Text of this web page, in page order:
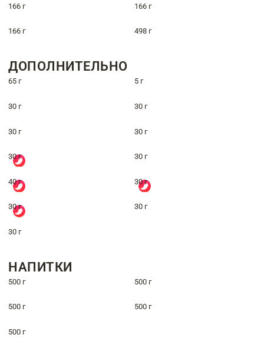
166 г 166 г
166 г 498 г
ДОПОЛНИТЕЛЬНО
65 г 5 г
30 г 30 г
30 г 30 г
30 г 30 г
40 г 30 г
30 г 30 г
30 г
НАПИТКИ
500 г 500 г
500 г 500 г
500 г